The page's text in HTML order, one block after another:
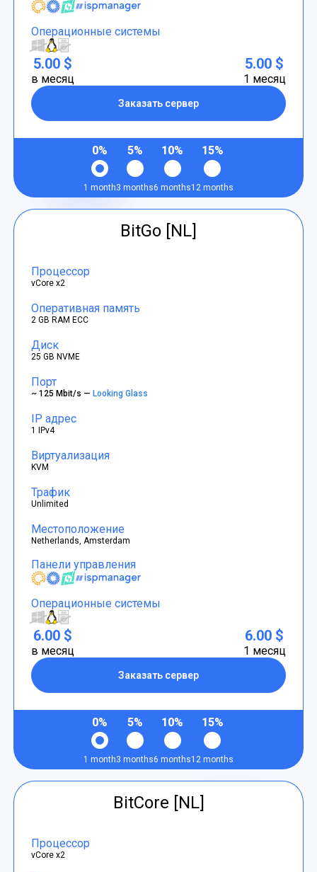
Операционные системы
5.00 $
в месяц
Заказать сервер
5.00 $
1 месяц
0%
1 month
5%
3 months
10%
6 months
15%
12 months
BitGo [NL]
Процессор
vCore x2
Оперативная память
2 GB RAM ECC
Диск
25 GB NVME
Порт
~ 125 Mbit/s —Looking Glass
IP адрес
1 IPv4
Виртуализация
KVM
Трафик
Unlimited
Местоположение
Netherlands, Amsterdam
Панели управления
Операционные системы
6.00 $
в месяц
Заказать сервер
6.00 $
1 месяц
0%
1 month
5%
3 months
10%
6 months
15%
12 months
BitCore [NL]
Процессор
vCore x2